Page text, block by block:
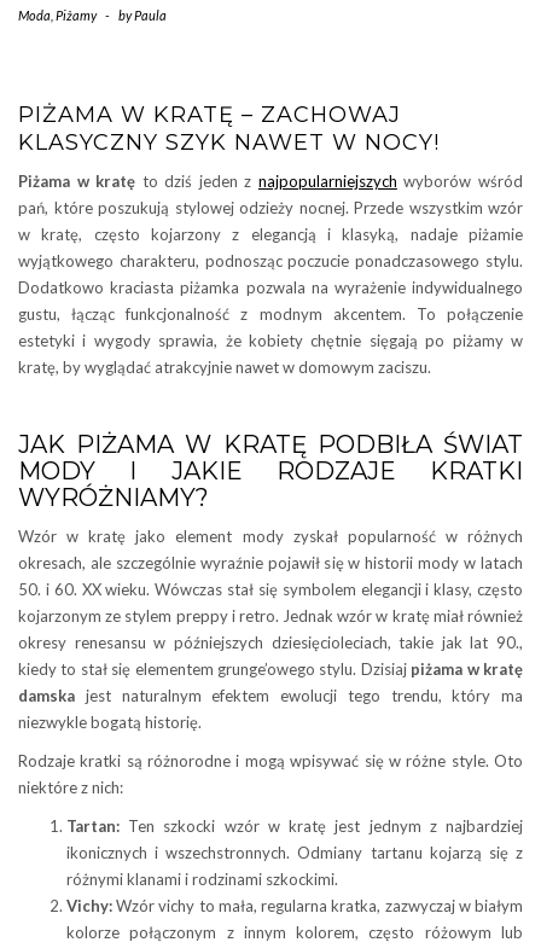
Moda Piżamy - byPaula
PIŻAMA W KRATĘ – ZACHOWAJ
KLASYCZNY SZYK NAWET W NOCY!
Piżama w kratę to dziś jeden z najpopularniejszych wyborów wśród
pań, które poszukują stylowej odzieży nocnej. Przede wszystkim wzór
w kratę, często kojarzony z elegancją i klasyką, nadaje piżamie
wyjątkowego charakteru, podnosząc poczucie ponadczasowego stylu.
Dodatkowo kraciasta piżamka pozwala na wyrażenie indywidualnego
gustu, łącząc funkcjonalność z modnym akcentem. To połączenie
estetyki i wygody sprawia, że kobiety chętnie sięgają po piżamy w
kratę, by wyglądać atrakcyjnie nawet w domowym zaciszu.
JAK PIŻAMA W KRATĘ PODBIŁA ŚWIAT
MODY I JAKIE RODZAJE KRATKI
WYRÓŻNIAMY?
Wzór w kratę jako element mody zyskał popularność w różnych
okresach, ale szczególnie wyraźnie pojawił się w historii mody w latach
50. i 60. XX wieku. Wówczas stał się symbolem elegancji i klasy, często
kojarzonym ze stylem preppy i retro. Jednak wzór w kratę miał również
okresy renesansu w późniejszych dziesięcioleciach, takie jak lat 90.,
kiedy to stał się elementem grunge’owego stylu. Dzisiaj piżama w kratę
damska jest naturalnym efektem ewolucji tego trendu, który ma
niezwykle bogatą historię.
Rodzaje kratki są różnorodne i mogą wpisywać się w różne style. Oto
niektóre z nich:
Tartan: Ten szkocki wzór w kratę jest jednym z najbardziej
ikonicznych i wszechstronnych. Odmiany tartanu kojarzą się z
różnymi klanami i rodzinami szkockimi.
Vichy:Wzór vichy to mała, regularna kratka, zazwyczaj w białym
kolorze połączonym z innym kolorem, często różowym lub